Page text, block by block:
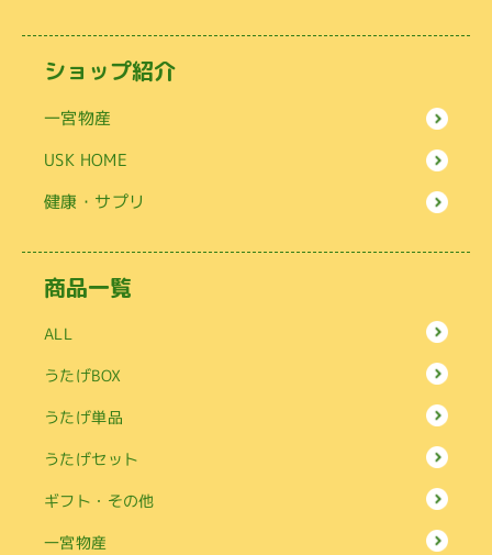
ショップ紹介
一宮物産
USK HOME
健康・サプリ
商品一覧
ALL
うたげBOX
うたげ単品
うたげセット
ギフト・その他
一宮物産